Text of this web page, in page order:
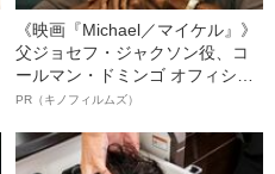
《映画『Michael／マイケル』》
父ジョセフ・ジャクソン役、コ
ールマン・ドミンゴ オフィシャ
ルインタビュー“観客を魅了した
語る”《日本興収70億円突破》
PR（キノフィルムズ）